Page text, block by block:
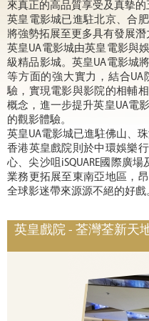
來真正的高品質享受及真摰的
英皇電影城已進駐北京、合
將強勢拓展至更多具有發展潛
英皇UA電影城由英皇電影與
級精品影城。英皇UA電影城
等方面的強大實力，結合
驗，實現電影與影院的相輔
概念，進一步提升英皇UA電
的觀影體驗。
英皇UA電影城已進駐佛山、
香港英皇戲院則於中環娛樂
心、尖沙咀iSQUARE國際廣
業務更拓展至東南亞地區，
全球影迷帶來源源不絕的好戲
英皇戲院 - 荃灣荃新天